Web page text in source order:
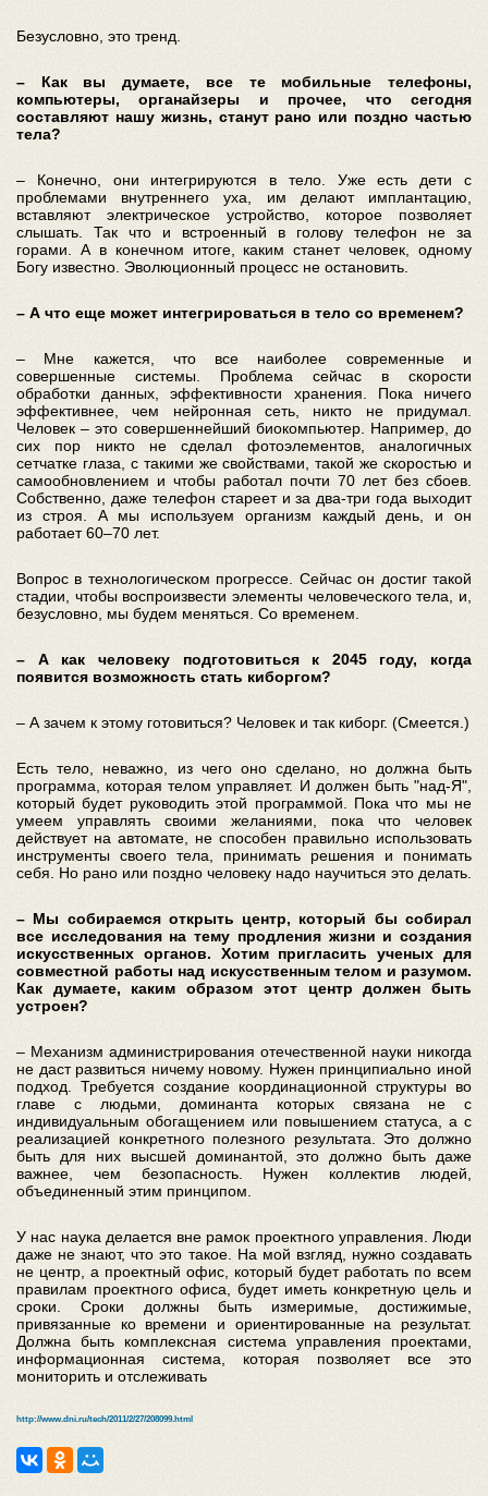
Безусловно, это тренд.
– Как вы думаете, все те мобильные телефоны,
компьютеры, органайзеры и прочее, что сегодня
составляют нашу жизнь, станут рано или поздно частью
тела?
– Конечно, они интегрируются в тело. Уже есть дети с
проблемами внутреннего уха, им делают имплантацию,
вставляют электрическое устройство, которое позволяет
слышать. Так что и встроенный в голову телефон не за
горами. А в конечном итоге, каким станет человек, одному
Богу известно. Эволюционный процесс не остановить.
– А что еще может интегрироваться в тело со временем?
– Мне кажется, что все наиболее современные и
совершенные системы. Проблема сейчас в скорости
обработки данных, эффективности хранения. Пока ничего
эффективнее, чем нейронная сеть, никто не придумал.
Человек – это совершеннейший биокомпьютер. Например, до
сих пор никто не сделал фотоэлементов, аналогичных
сетчатке глаза, с такими же свойствами, такой же скоростью и
самообновлением и чтобы работал почти 70 лет без сбоев.
Собственно, даже телефон стареет и за два-три года выходит
из строя. А мы используем организм каждый день, и он
работает 60–70 лет.
Вопрос в технологическом прогрессе. Сейчас он достиг такой
стадии, чтобы воспроизвести элементы человеческого тела, и,
безусловно, мы будем меняться. Со временем.
– А как человеку подготовиться к 2045 году, когда
появится возможность стать киборгом?
– А зачем к этому готовиться? Человек и так киборг. (Смеется.)
Есть тело, неважно, из чего оно сделано, но должна быть
программа, которая телом управляет. И должен быть "над-Я",
который будет руководить этой программой. Пока что мы не
умеем управлять своими желаниями, пока что человек
действует на автомате, не способен правильно использовать
инструменты своего тела, принимать решения и понимать
себя. Но рано или поздно человеку надо научиться это делать.
– Мы собираемся открыть центр, который бы собирал
все исследования на тему продления жизни и создания
искусственных органов. Хотим пригласить ученых для
совместной работы над искусственным телом и разумом.
Как думаете, каким образом этот центр должен быть
устроен?
– Механизм администрирования отечественной науки никогда
не даст развиться ничему новому. Нужен принципиально иной
подход. Требуется создание координационной структуры во
главе с людьми, доминанта которых связана не с
индивидуальным обогащением или повышением статуса, а с
реализацией конкретного полезного результата. Это должно
быть для них высшей доминантой, это должно быть даже
важнее, чем безопасность. Нужен коллектив людей,
объединенный этим принципом.
У нас наука делается вне рамок проектного управления. Люди
даже не знают, что это такое. На мой взгляд, нужно создавать
не центр, а проектный офис, который будет работать по всем
правилам проектного офиса, будет иметь конкретную цель и
сроки. Сроки должны быть измеримые, достижимые,
привязанные ко времени и ориентированные на результат.
Должна быть комплексная система управления проектами,
информационная система, которая позволяет все это
мониторить и отслеживать
http://www.dni.ru/tech/2011/2/27/208099.html